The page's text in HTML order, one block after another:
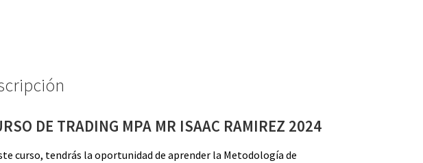
DE TRADING MPA MR ISAAC RAMIREZ 2024
curso, tendrás la oportunidad de aprender la Metodología de